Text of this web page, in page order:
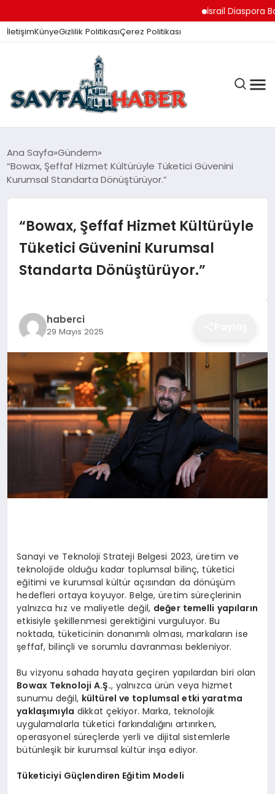
İsrail Diaspora Bakanı
İletişimKünyeGizlilik PolitikasıÇerez Politikası
ANA SAYFA
GÜNDEM
İZMIR HABERLERI
EKONOMI
SAĞLIK
SPOR
Ana Sayfa Gündem
“Bowax, Şeffaf Hizmet Kültürüyle Tüketici Güvenini
Kurumsal Standarta Dönüştürüyor.”
“Bowax, Şeffaf Hizmet Kültürüyle
Tüketici Güvenini Kurumsal
Standarta Dönüştürüyor.”
haberci
29 Mayıs 2025
Sanayi ve Teknoloji Strateji Belgesi 2023, üretim ve
teknolojide olduğu kadar toplumsal bilinç, tüketici
eğitimi ve kurumsal kültür açısından da dönüşüm
hedefleri ortaya koyuyor. Belge, üretim süreçlerinin
yalnızca hız ve maliyetle değil, değer temelli yapıların
etkisiyle şekillenmesi gerektiğini vurguluyor. Bu
noktada, tüketicinin donanımlı olması, markaların ise
şeffaf, bilinçli ve sorumlu davranması bekleniyor.
Bu vizyonu sahada hayata geçiren yapılardan biri olan
Bowax Teknoloji A.Ş., yalnızca ürün veya hizmet
sunumu değil, kültürel ve toplumsal etki yaratma
yaklaşımıyla dikkat çekiyor. Marka, teknolojik
uygulamalarla tüketici farkındalığını artırırken,
operasyonel süreçlerde yerli ve dijital sistemlerle
bütünleşik bir kurumsal kültür inşa ediyor.
Tüketiciyi Güçlendiren Eğitim Modeli